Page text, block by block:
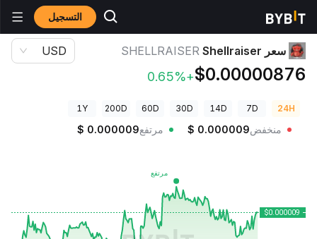
التسجيل أسعار العملات الرقمية
سعر Shellraiser SHELLRAISER
$0.00000876
+0.65%
USD
24H
7D
14D
30D
60D
200D
1Y
منخفض $ 0.000009 مرتفع $ 0.000009